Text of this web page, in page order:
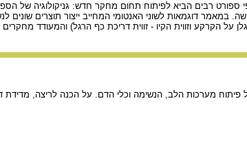
ספורט רבים הביא לפיתוח תחום מחקר חדש: גניקולוגיה של
דוגמאות לשוני האנטומי המחייב ייצור תוצרים שונים
על הקרקע וזווית הקיו - זווית דריכת כף הרגל) והמעודד מחקרים
מערכות הלב, הנשימה וכלי הדם. על הכנה לריצה, מדידת